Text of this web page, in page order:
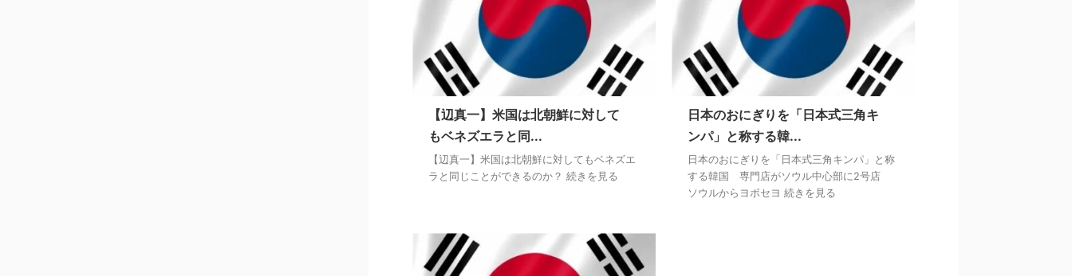
【辺真一】米国は北朝鮮に対して
もベネズエラと同...
【辺真一】米国は北朝鮮に対してもベネズエ
ラと同じことができるのか？ 続きを見る
日本のおにぎりを「日本式三角キ
ンパ」と称する韓...
日本のおにぎりを「日本式三角キンパ」と称
する韓国 専門店がソウル中心部に2号店
ソウルからヨボセヨ 続きを見る